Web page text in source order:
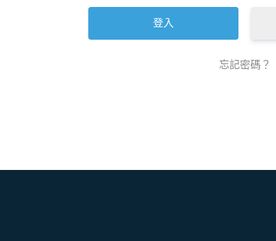
忘記密碼？